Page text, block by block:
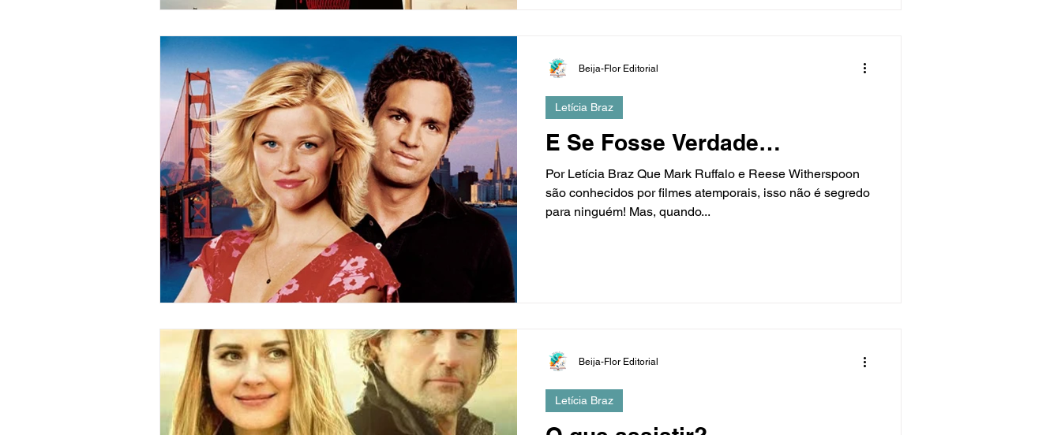
E Se Fosse Verdade…
Por Letícia Braz Que Mark Ruffalo e Reese Witherspoon
são conhecidos por filmes atemporais, isso não é segredo
para ninguém! Mas, quando...
Letícia Braz
Beija-Flor Editorial
Letícia Braz
Beija-Flor Editorial